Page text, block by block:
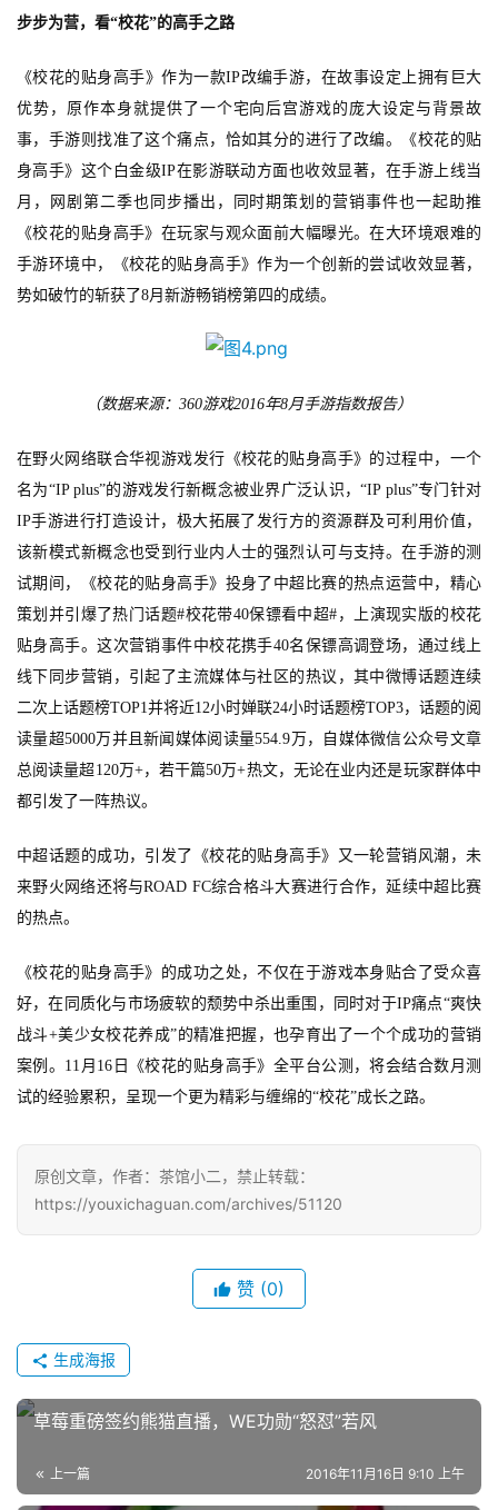
休
游
戏
2
0
2
5
十
7
月
3
日
游
茶
接
海
站
中
中
步步为营，看“校花”的高手之路
《校花的贴身高手》作为一款IP改编手游，在故事设定上拥有巨大
优势，原作本身就提供了一个宅向后宫游戏的庞大设定与背景故
事，手游则找准了这个痛点，恰如其分的进行了改编。《校花的贴
身高手》这个白金级IP在影游联动方面也收效显著，在手游上线当
月，网剧第二季也同步播出，同时期策划的营销事件也一起助推
《校花的贴身高手》在玩家与观众面前大幅曝光。在大环境艰难的
手游环境中，《校花的贴身高手》作为一个创新的尝试收效显著，
势如破竹的斩获了8月新游畅销榜第四的成绩。
（数据来源： 360游戏2016年8月手游指数报告）
在野火网络联合华视游戏发行《校花的贴身高手》的过程中，一个
名为“IP plus”的游戏发行新概念被业界广泛认识，“IP plus”专门针对
IP手游进行打造设计，极大拓展了发行方的资源群及可利用价值，
该新模式新概念也受到行业内人士的强烈认可与支持。在手游的测
试期间，《校花的贴身高手》投身了中超比赛的热点运营中，精心
策划并引爆了热门话题#校花带40保镖看中超# ，上演现实版的校花
贴身高手。这次营销事件中校花携手40名保镖高调登场，通过线上
线下同步营销，引起了主流媒体与社区的热议， 其中微博话题连续
二次上话题榜TOP1并将近12小时婵联24小时话题榜TOP3，话题的阅
读量超5000万并且新闻媒体阅读量554.9万，自媒体微信公众号文章
总阅读量超120万+，若干篇50万+热文，无论在业内还是玩家群体中
都引发了一阵热议。
中超话题的成功，引发了《校花的贴身高手》又一轮营销风潮，未
来野火网络还将与ROAD FC综合格斗大赛进行合作，延续中超比赛
的热点。
《校花的贴身高手》的成功之处，不仅在于游戏本身贴合了受众喜
好，在同质化与市场疲软的颓势中杀出重围，同时对于IP痛点“爽快
战斗+美少女校花养成”的精准把握，也孕育出了一个个成功的营销
案例。11月16日《校花的贴身高手》全平台公测，将会结合数月测
试的经验累积，呈现一个更为精彩与缠绵的“校花”成长之路。
原创文章，作者：茶馆小二，禁止转载：
https://youxichaguan.com/archives/51120
赞 (0)
生成海报
草莓重磅签约熊猫直播，WE功勋“怒怼”若风
上一篇 2016年11月16日 9:10 上午